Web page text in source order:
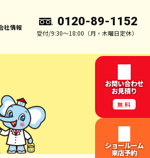
社情報 0120-89-1152
受付/9:30～18:00（月・木曜日定休）
お問い合わせ
お見積り
無料
ショールーム
来店予約